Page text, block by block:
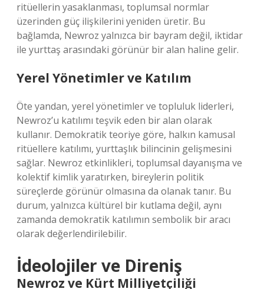
ritüellerin yasaklanması, toplumsal normlar
üzerinden güç ilişkilerini yeniden üretir. Bu
bağlamda, Newroz yalnızca bir bayram değil, iktidar
ile yurttaş arasındaki görünür bir alan haline gelir.
Yerel Yönetimler ve Katılım
Öte yandan, yerel yönetimler ve topluluk liderleri,
Newroz’u katılımı teşvik eden bir alan olarak
kullanır. Demokratik teoriye göre, halkın kamusal
ritüellere katılımı, yurttaşlık bilincinin gelişmesini
sağlar. Newroz etkinlikleri, toplumsal dayanışma ve
kolektif kimlik yaratırken, bireylerin politik
süreçlerde görünür olmasına da olanak tanır. Bu
durum, yalnızca kültürel bir kutlama değil, aynı
zamanda demokratik katılımın sembolik bir aracı
olarak değerlendirilebilir.
İdeolojiler ve Direniş
Newroz ve Kürt Milliyetçiliği